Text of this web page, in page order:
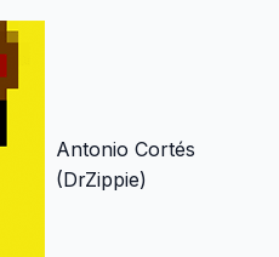
Antonio Cortés
(DrZippie)